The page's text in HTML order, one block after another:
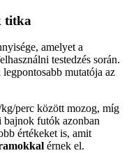
titka
amelyet a
testedzés során.
mutatója az
perc között mozog, míg
futók azonban
értékeket is, amit
érnek el.